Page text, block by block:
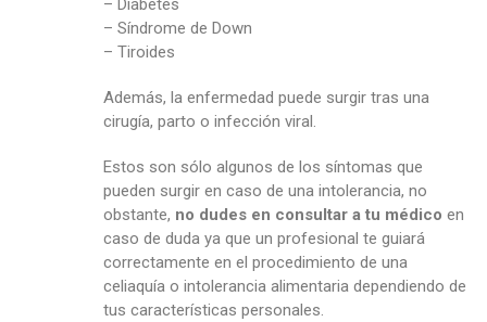
– Diabetes
– Síndrome de Down
– Tiroides
Además, la enfermedad puede surgir tras una
cirugía, parto o infección viral.
Estos son sólo algunos de los síntomas que
pueden surgir en caso de una intolerancia, no
obstante, no dudes en consultar a tu médico en
caso de duda ya que un profesional te guiará
correctamente en el procedimiento de una
celiaquía o intolerancia alimentaria dependiendo de
tus características personales.